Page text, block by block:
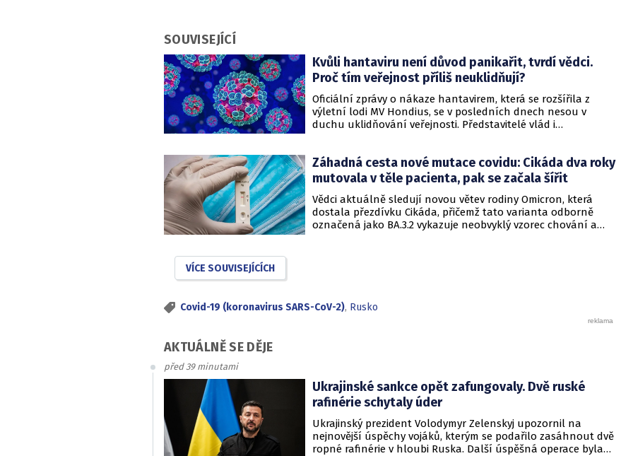
SOUVISEJÍCÍ
Kvůli hantaviru není důvod panikařit, tvrdí vědci.
Proč tím veřejnost příliš neuklidňují?
Oficiální zprávy o nákaze hantavirem, která se rozšířila z
výletní lodi MV Hondius, se v posledních dnech nesou v
duchu uklidňování veřejnosti. Představitelé vlád i
však podle CNN varují, že příliš sebevědomá rétorika, kterou
označují za úmyslné šíření klidu, může mít opačný účinek a
prohloubit úzkost ve společnosti, která má stále v živé paměti
pandemii covidu-19.
Záhadná cesta nové mutace covidu: Cikáda dva roky
mutovala v těle pacienta, pak se začala šířit
Vědci aktuálně sledují novou větev rodiny Omicron, která
dostala přezdívku Cikáda, přičemž tato varianta odborně
označená jako BA.3.2 vykazuje neobvyklý vzorec chování a
nečekaně vynořit po letech strávených pod zemí.
VÍCE SOUVISEJÍCÍCH
Covid-19 (koronavirus SARS-CoV-2), Rusko
AKTUÁLNĚ SE DĚJE
před 39 minutami
Ukrajinské sankce opět zafungovaly. Dvě ruské
rafinérie schytaly úder
Ukrajinský prezident Volodymyr Zelenskyj upozornil na
nejnovější úspěchy vojáků, kterým se podařilo zasáhnout dvě
ropné rafinérie v hloubi Ruska. Další úspěšná operace byla